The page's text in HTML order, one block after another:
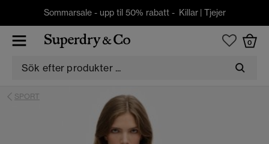
Sommarsale - upp til 50% rabatt - Killar| Tjejer
0
SPORT